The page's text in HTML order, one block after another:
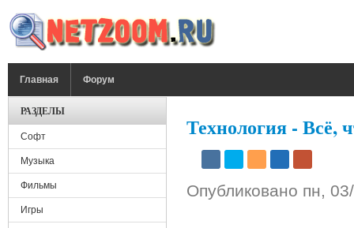
Главная Форум
Технология - Всё,
Опубликовано пн,
РАЗДЕЛЫ
Софт
Музыка
Фильмы
Игры